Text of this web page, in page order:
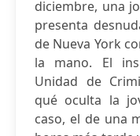
diciembre, una
presenta
de Nueva York
la mano. El
Unidad de
qué oculta la
caso, el de una